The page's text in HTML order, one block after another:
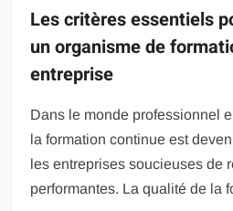
Les critères essentiels
un organisme de
entreprise
Dans le monde professionnel
la formation continue est
les entreprises soucieuses de
performantes. La qualité de la